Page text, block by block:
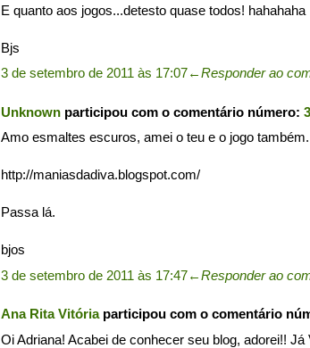
E quanto aos jogos...detesto quase todos! hahahaha
Bjs
3 de setembro de 2011 às 17:07←Responder ao
Unknown participou com o comentário número: 3
Amo esmaltes escuros, amei o teu e o jogo
http://maniasdadiva.blogspot.com/
Passa lá.
bjos
3 de setembro de 2011 às 17:47←Responder ao
Ana Rita Vitóriaparticipou com o comentário
Oi Adriana! Acabei de conhecer seu blog, adorei!!